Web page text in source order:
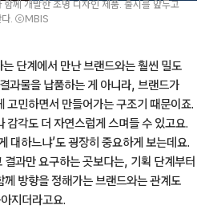
께 개발한 조명 디자인 제품. 출시를 앞두고
다. ⓒMBIS
단계에서 만난 브랜드와는 훨씬 밀도
과물을 납품하는 게 아니라, 브랜드가
고민하면서 만들어가는 구조기 때문이죠.
감각도 더 자연스럽게 스며들 수 있고요.
대하느냐’도 굉장히 중요하게 보는데요.
과만 요구하는 곳보다는, 기획 단계부터
방향을 정해가는 브랜드와는 관계도
지더라고요.